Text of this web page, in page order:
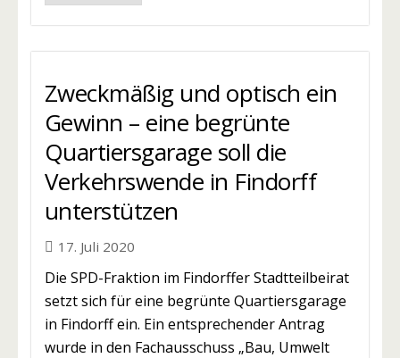
Zweckmäßig und optisch ein
Gewinn – eine begrünte
Quartiersgarage soll die
Verkehrswende in Findorff
unterstützen
17. Juli 2020
Die SPD-Fraktion im Findorffer Stadtteilbeirat
setzt sich für eine begrünte Quartiersgarage
in Findorff ein. Ein entsprechender Antrag
wurde in den Fachausschuss „Bau, Umwelt